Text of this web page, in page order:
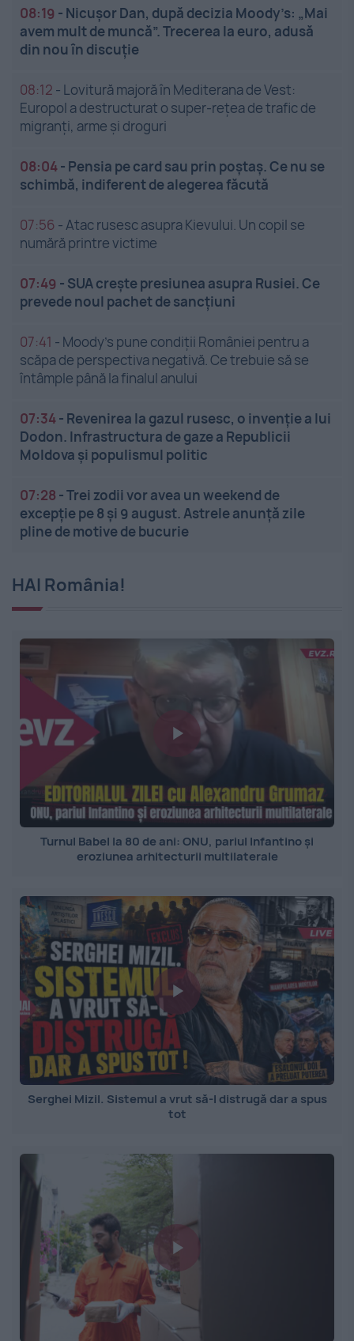
08:19 - Nicușor Dan, după decizia Moody’s: „Mai
avem mult de muncă”. Trecerea la euro, adusă
din nou în discuție
08:12 - Lovitură majoră în Mediterana de Vest:
Europol a destructurat o super-rețea de trafic de
migranți, arme și droguri
08:04- Pensia pe card sau prin poștaș. Ce nu se
schimbă, indiferent de alegerea făcută
07:56 -Atac rusesc asupra Kievului. Un copil se
numără printre victime
07:49 - SUA crește presiunea asupra Rusiei. Ce
prevede noul pachet de sancțiuni
07:41 - Moody’s pune condiții României pentru a
scăpa de perspectiva negativă. Ce trebuie să se
întâmple până la finalul anului
07:34- Revenirea la gazul rusesc, o invenție a lui
Dodon. Infrastructura de gaze a Republicii
Moldova și populismul politic
07:28 -Trei zodii vor avea un weekend de
excepție pe 8 și 9 august. Astrele anunță zile
pline de motive de bucurie
HAI România!
Turnul Babel la 80 de ani: ONU, pariul Infantino și
eroziunea arhitecturii multilaterale
Serghei Mizil. Sistemul a vrut să-l distrugă dar a spus
tot